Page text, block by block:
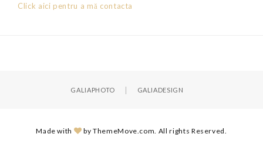
Click aici pentru a mă contacta
GALIAPHOTO GALIADESIGN
Made with by ThemeMove.com. All rights Reserved.